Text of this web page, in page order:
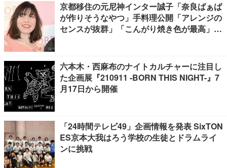
京都移住の元尼神インター誠子「奈良ばぁば
が作りそうなやつ」手料理公開「アレンジの
センスが抜群」「こんがり焼き色が最高」と
六本木・西麻布のナイトカルチャーに注目し
た企画展『210911 -BORN THIS NIGHT-』7
月17日から開催
「24時間テレビ49」企画情報を発表 SixTON
ES京本大我はろう学校の生徒とドラムライ
ンに挑戦